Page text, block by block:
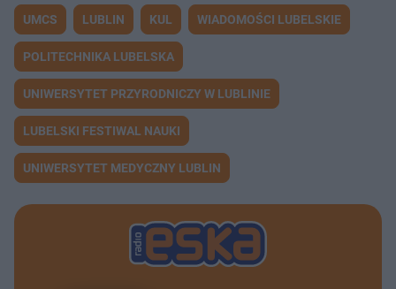
UMCS LUBLIN KUL WIADOMOŚCI LUBELSKIE
POLITECHNIKA LUBELSKA
UNIWERSYTET PRZYRODNICZY W LUBLINIE
LUBELSKI FESTIWAL NAUKI
UNIWERSYTET MEDYCZNY LUBLIN